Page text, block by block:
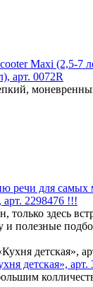
Maxi (2,5-7
арт. 0072R
речи для самых
2298476 !!!
только здесь
и полезные
детская», арт.